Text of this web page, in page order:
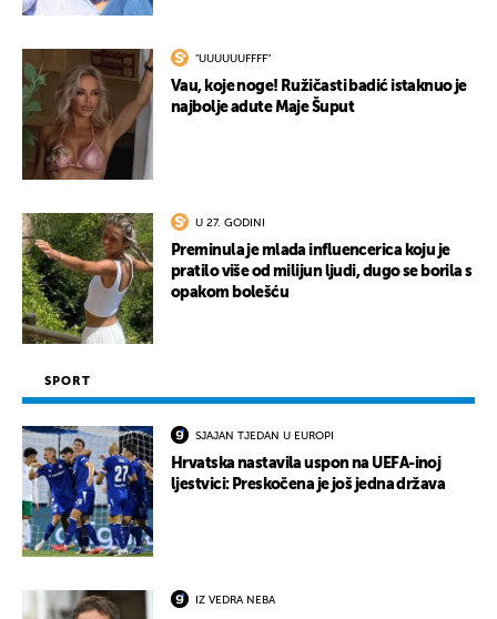
"UUUUUUFFFF"
Vau, koje noge! Ružičasti badić istaknuo je
najbolje adute Maje Šuput
U 27. GODINI
Preminula je mlada influencerica koju je
pratilo više od milijun ljudi, dugo se borila s
opakom bolešću
SPORT
SJAJAN TJEDAN U EUROPI
Hrvatska nastavila uspon na UEFA-inoj
ljestvici: Preskočena je još jedna država
IZ VEDRA NEBA